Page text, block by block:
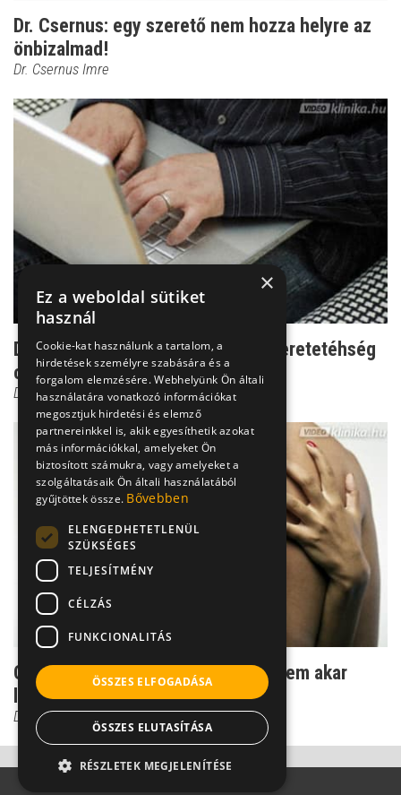
Dr. Csernus: egy szerető nem hozza helyre az
önbizalmad!
Dr. Csernus Imre
Dr. Csernus: online szerelem, a szeretetéhség
csapdája
Dr. Csernus Imre
Csernus: Női hiba - amikor a férfi nem akar
lehorgonyozni
Dr. Csernus Imre
×
Ez a weboldal sütiket
használ
Cookie-kat használunk a tartalom, a
hirdetések személyre szabására és a
forgalom elemzésére. Webhelyünk Ön általi
használatára vonatkozó információkat
megosztjuk hirdetési és elemző
partnereinkkel is, akik egyesíthetik azokat
más információkkal, amelyeket Ön
biztosított számukra, vagy amelyeket a
szolgáltatásaik Ön általi használatából
gyűjtöttek össze. Bővebben
ELENGEDHETETLENÜL
SZÜKSÉGES
TELJESÍTMÉNY
CÉLZÁS
FUNKCIONALITÁS
ÖSSZES ELFOGADÁSA
ÖSSZES ELUTASÍTÁSA
RÉSZLETEK MEGJELENÍTÉSE